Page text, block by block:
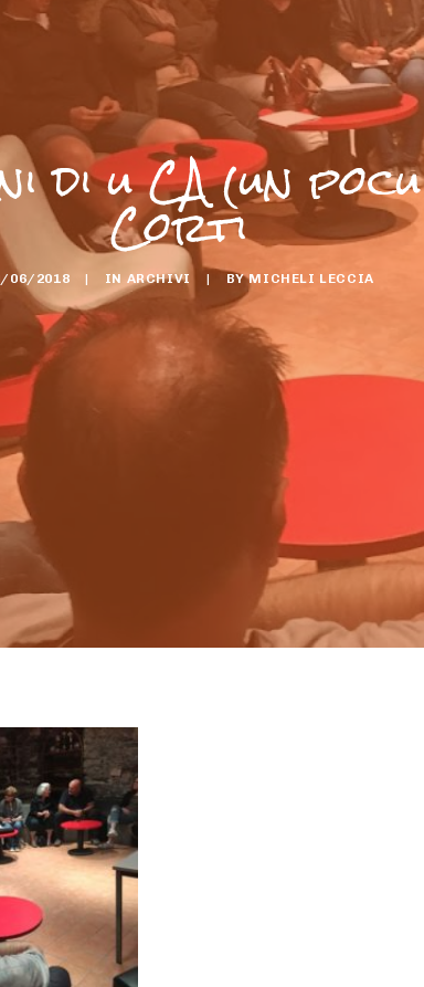
di u CA (un
Corti
06/2018 | IN ARCHIVI | BYMICHELI LECCIA